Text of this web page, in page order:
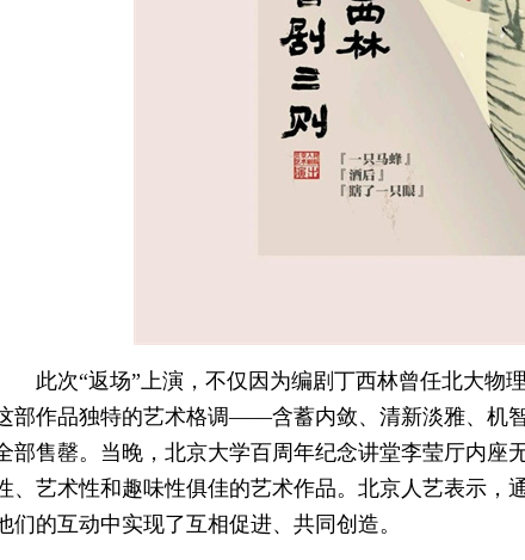
此次“返场”上演，不仅因为编剧丁西林曾任北大物
部作品独特的艺术格调——含蓄内敛、清新淡雅、机
部售罄。当晚，北京大学百周年纪念讲堂李莹厅内座
、艺术性和趣味性俱佳的艺术作品。北京人艺表示，
们的互动中实现了互相促进、共同创造。